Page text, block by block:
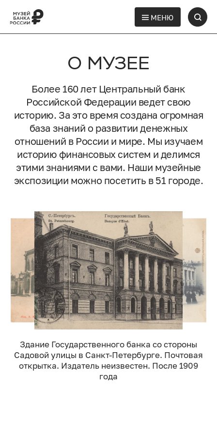
МЕНЮ
О МУЗЕЕ
Более 160 лет Центральный банк
Российской Федерации ведет свою
историю. За это время создана огромная
база знаний о развитии денежных
отношений в России и мире. Мы изучаем
историю финансовых систем и делимся
этими знаниями с вами. Наши музейные
экспозиции можно посетить в 51 городе.
Здание Государственного банка со стороны
Садовой улицы в Санкт-Петербурге. Почтовая
открытка. Издатель неизвестен. После 1909
года